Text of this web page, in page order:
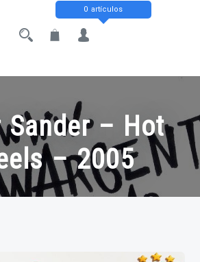
0 artículos
Sander – Hot
– 2005